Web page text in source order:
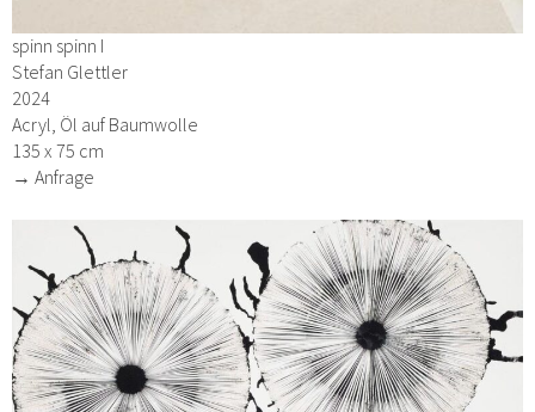
spinn spinn I
Stefan Glettler
2024
Acryl, Öl auf Baumwolle
135 x 75 cm
→ Anfrage